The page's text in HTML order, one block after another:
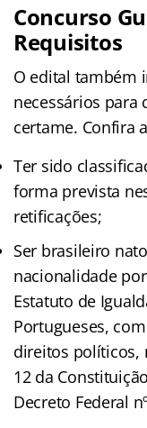
Concurso
Requisitos
O edital também
necessários para
certame. Confira
Ter sido
forma prevista
retificações;
Ser brasileiro
nacionalidade
Estatuto de
Portugueses,
direitos políticos,
12 da
Decreto Federal